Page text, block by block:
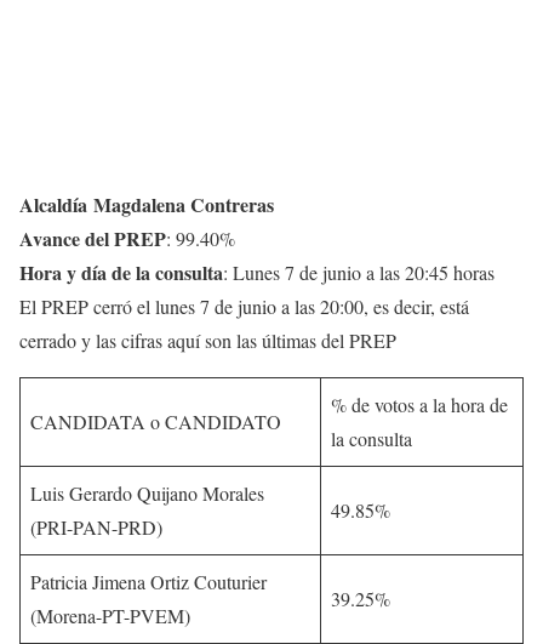
Alcaldía Magdalena Contreras
Avance del PREP: 99.40%
Hora y día de la consulta: Lunes 7 de junio a las 20:45 horas
El PREP cerró el lunes 7 de junio a las 20:00, es decir, está
cerrado y las cifras aquí son las últimas del PREP
CANDIDATA o CANDIDATO
% de votos a la hora de
la consulta
Luis Gerardo Quijano Morales
(PRI-PAN-PRD)
49.85%
Patricia Jimena Ortiz Couturier
(Morena-PT-PVEM)
39.25%